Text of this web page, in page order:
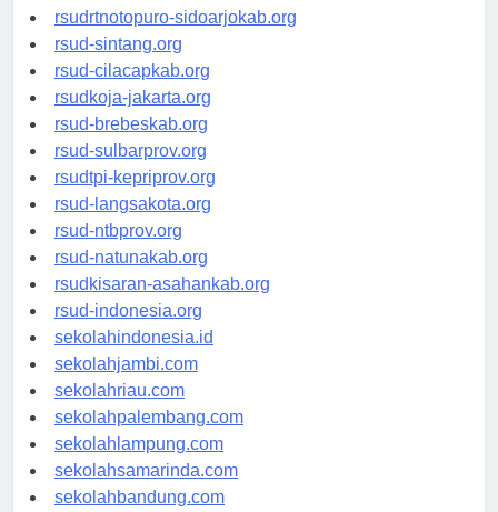
rsudksa-depok.org
rsudrtnotopuro-sidoarjokab.org
rsud-sintang.org
rsud-cilacapkab.org
rsudkoja-jakarta.org
rsud-brebeskab.org
rsud-sulbarprov.org
rsudtpi-kepriprov.org
rsud-langsakota.org
rsud-ntbprov.org
rsud-natunakab.org
rsudkisaran-asahankab.org
rsud-indonesia.org
sekolahindonesia.id
sekolahjambi.com
sekolahriau.com
sekolahpalembang.com
sekolahlampung.com
sekolahsamarinda.com